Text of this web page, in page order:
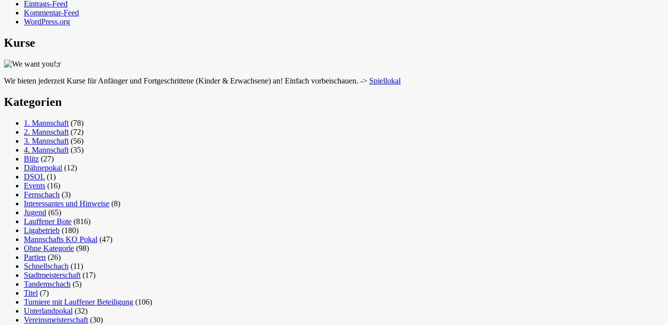
Eintrags-Feed
Kommentar-Feed
WordPress.org
Kurse
Wir bieten jederzeit Kurse für Anfänger und Fortgeschrittene (Kinder & Erwachsene) an! Einfach vorbeischauen. -> Spiellokal
Kategorien
1. Mannschaft (78)
2. Mannschaft (72)
3. Mannschaft (56)
4. Mannschaft (35)
Blitz (27)
Dähnepokal (12)
DSOL (1)
Events (16)
Fernschach (3)
Interessantes und Hinweise (8)
Jugend (65)
Lauffener Bote (816)
Ligabetrieb (180)
Mannschafts KO Pokal (47)
Ohne Kategorie (98)
Partien (26)
Schnellschach (11)
Stadtmeisterschaft (17)
Tandemschach (5)
Titel (7)
Turniere mit Lauffener Beteiligung (106)
Unterlandpokal (32)
Vereinsmeisterschaft (30)